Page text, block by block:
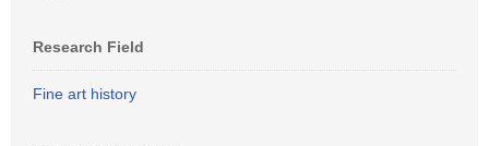
Research Field
Fine art history